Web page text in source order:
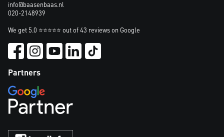
info@baasenbaas.nl
020-2148939
We get 5.0 ⭐⭐⭐⭐⭐ out of 43 reviews on Google
Partners